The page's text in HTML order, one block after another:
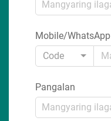
Mobile/WhatsApp
Code
Pangalan